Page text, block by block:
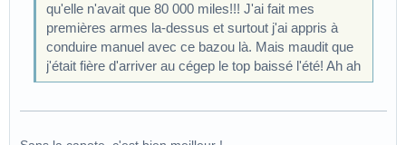
qu'elle n'avait que 80 000 miles!!! J'ai fait mes
premières armes la-dessus et surtout j'ai appris à
conduire manuel avec ce bazou là. Mais maudit que
j'était fière d'arriver au cégep le top baissé l'été! Ah ah